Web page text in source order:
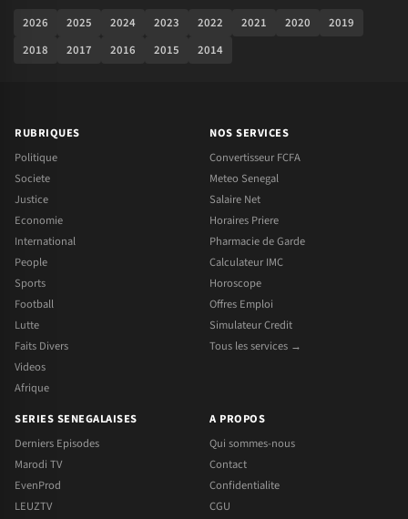
2026 2025 2024 2023 2022 2021 2020
2019
2018
2017 2016 2015 2014
RUBRIQUES
Politique
Societe
Justice
Economie
International
People
Sports
Football
Lutte
Faits Divers
Videos
Afrique
NOS SERVICES
Convertisseur FCFA
Meteo Senegal
Salaire Net
Horaires Priere
Pharmacie de Garde
Calculateur IMC
Horoscope
Offres Emploi
Simulateur Credit
Tous les services →
SERIES SENEGALAISES
Derniers Episodes
Marodi TV
EvenProd
LEUZTV
A PROPOS
Qui sommes-nous
Contact
Confidentialite
CGU